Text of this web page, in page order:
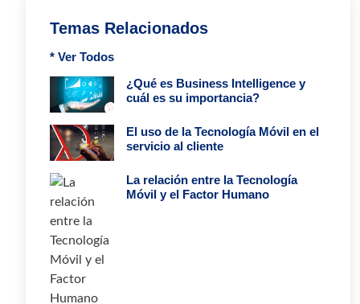
Temas Relacionados
* Ver Todos
¿Qué es Business Intelligence y
cuál es su importancia?
El uso de la Tecnología Móvil en el
servicio al cliente
La relación entre la Tecnología
Móvil y el Factor Humano